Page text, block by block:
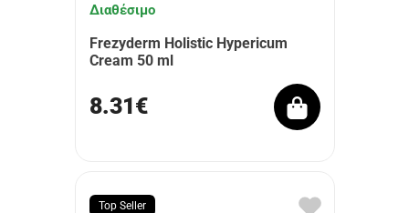
Διαθέσιμο
Frezyderm Holistic Hypericum
Cream 50 ml
8.31€
Top Seller